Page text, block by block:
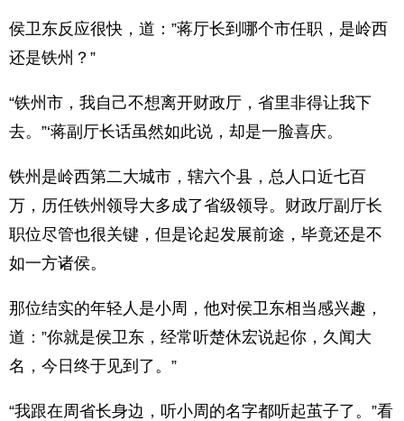
侯卫东反应很快，道：”蒋厅长到哪个市任职，是岭西
还是铁州？”
“铁州市，我自己不想离开财政厅，省里非得让我下
去。”‘蒋副厅长话虽然如此说，却是一脸喜庆。
铁州是岭西第二大城市，辖六个县，总人口近七百
万，历任铁州领导大多成了省级领导。财政厅副厅长
职位尽管也很关键，但是论起发展前途，毕竟还是不
如一方诸侯。
那位结实的年轻人是小周，他对侯卫东相当感兴趣，
道：”你就是侯卫东，经常听楚休宏说起你，久闻大
名，今日终于见到了。”
“我跟在周省长身边，听小周的名字都听起茧子了。”看